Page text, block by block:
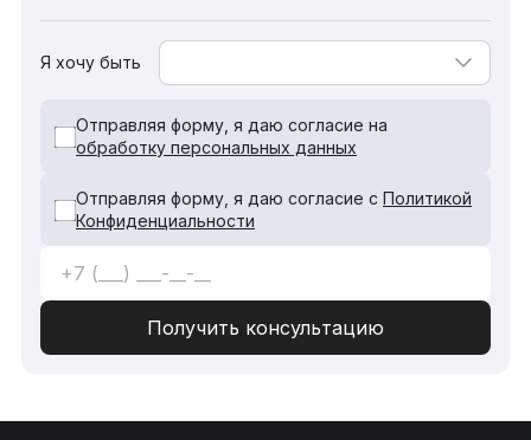
Я хочу быть
Отправляя форму, я даю согласие на
обработку персональных данных
Отправляя форму, я даю согласие с Политикой
Конфиденциальности